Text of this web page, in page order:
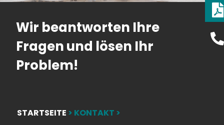
STARTSEITE > KONTAKT >
Wir beantworten Ihre
Fragen und lösen Ihr
Problem!